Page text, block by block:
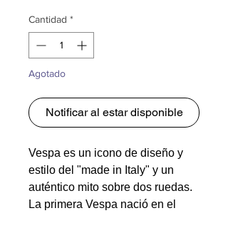
Cantidad *
Agotado
Notificar al estar disponible
Vespa es un icono de diseño y
estilo del "made in Italy" y un
auténtico mito sobre dos ruedas.
La primera Vespa nació en el